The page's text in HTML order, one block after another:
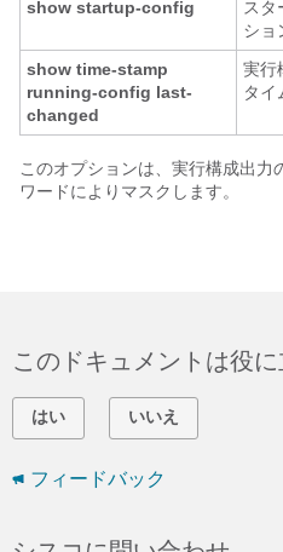
show startup-config
スタ
ショ
show time-stamp
running-config last-
changed
実行
タイ
このオプションは、実行構成出
ワードによりマスクします。
このドキュメントは役
はい いいえ
フィードバック